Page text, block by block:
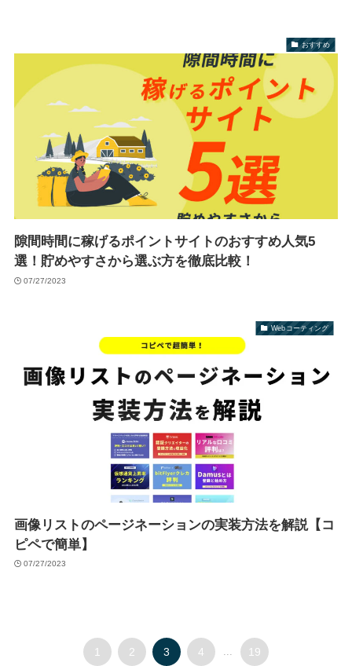
おすすめ
隙間時間に稼げるポイントサイトのおすすめ人気5
選！貯めやすさから選ぶ方を徹底比較！
07/27/2023
Webコーティング
画像リストのページネーションの実装方法を解説【コ
ピペで簡単】
07/27/2023
1 2 3 4 19